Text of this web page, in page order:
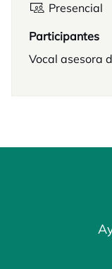
Presencial
Participantes
Vocal asesora